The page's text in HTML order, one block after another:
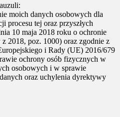
moich danych osobowych dla
procesu tej oraz przyszłych
10 maja 2018 roku o ochronie
2018, poz. 1000) oraz zgodnie z
i Rady (UE) 2016/679
ochrony osób fizycznych w
osobowych i w sprawie
oraz uchylenia dyrektywy